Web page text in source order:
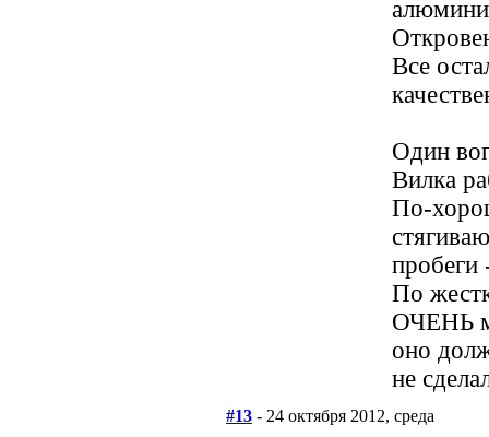
Все
Один
Вилка
По-
пробеги
По
ОЧЕНЬ
оно
не
#13 - 24 октября 2012, среда